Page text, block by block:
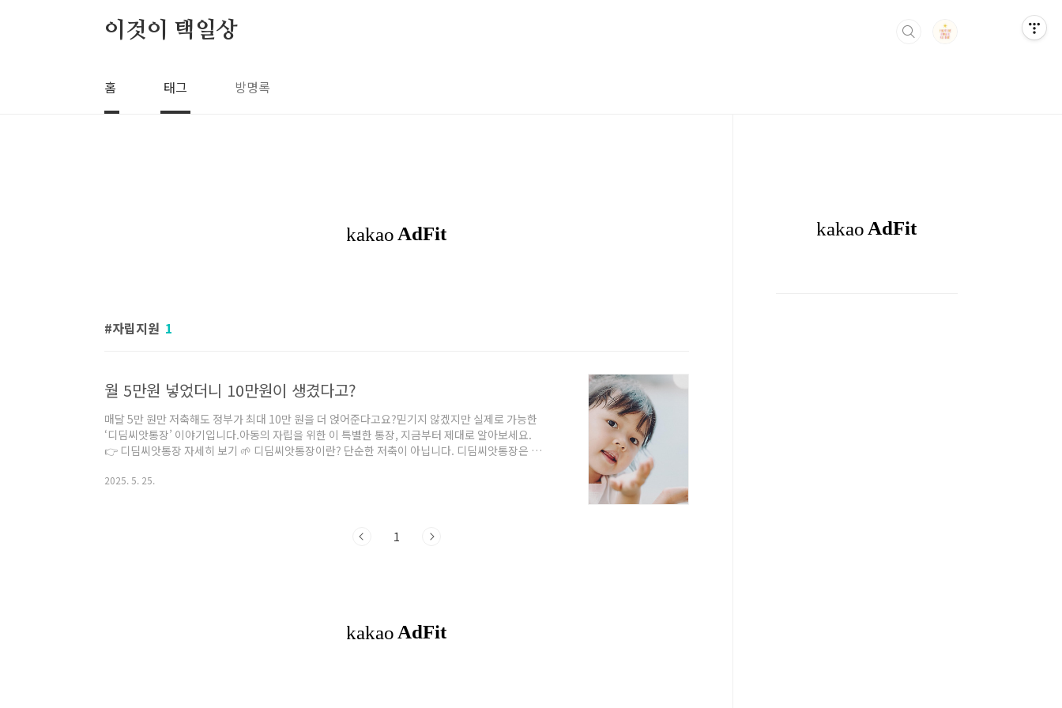
이것이 택일상
홈 태그 방명록
자립지원 1
월 5만원 넣었더니 10만원이 생겼다고?
매달 5만 원만 저축해도 정부가 최대 10만 원을 더 얹어준다고요?믿기지 않겠지만 실제로 가능한
‘디딤씨앗통장’ 이야기입니다.아동의 자립을 위한 이 특별한 통장, 지금부터 제대로 알아보세요.
👉 디딤씨앗통장 자세히 보기 🌱 디딤씨앗통장이란? 단순한 저축이 아닙니다. 디딤씨앗통장은 정
축하면 정부가 그 금액의 2배까지 매칭해주는 정부지원통장입니다. 👧 누가 가입할 수 있을까? 아
2025. 5. 25.
1